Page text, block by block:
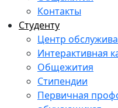
Контакты
Студенту
Центр
Интерактивная
Общежития
Стипендии
Первичная